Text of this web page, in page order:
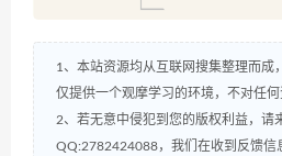
1、本站资源均从互联网搜集整理而成
仅提供一个观摩学习的环境，不对任何
2、若无意中侵犯到您的版权利益，请
QQ:2782424088，我们在收到反馈信